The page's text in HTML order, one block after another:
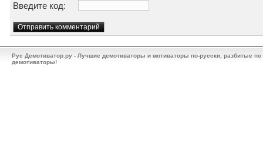
Введите код:
Рус Демотиватор.ру - Лучшие демотиваторы и мотиваторы по-русски, разбитые
демотиваторы!